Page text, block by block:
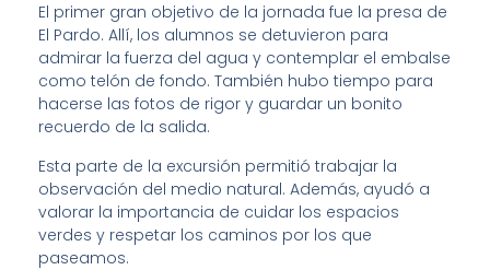
El primer gran objetivo de la jornada fue la presa de
El Pardo. Allí, los alumnos se detuvieron para
admirar la fuerza del agua y contemplar el embalse
como telón de fondo. También hubo tiempo para
hacerse las fotos de rigor y guardar un bonito
recuerdo de la salida.
Esta parte de la excursión permitió trabajar la
observación del medio natural. Además, ayudó a
valorar la importancia de cuidar los espacios
verdes y respetar los caminos por los que
paseamos.